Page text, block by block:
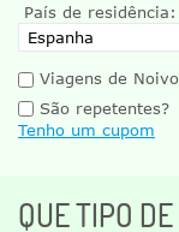
País de residência:
Viagens de
São repetentes?
Tenho um cupom
QUE TIPO